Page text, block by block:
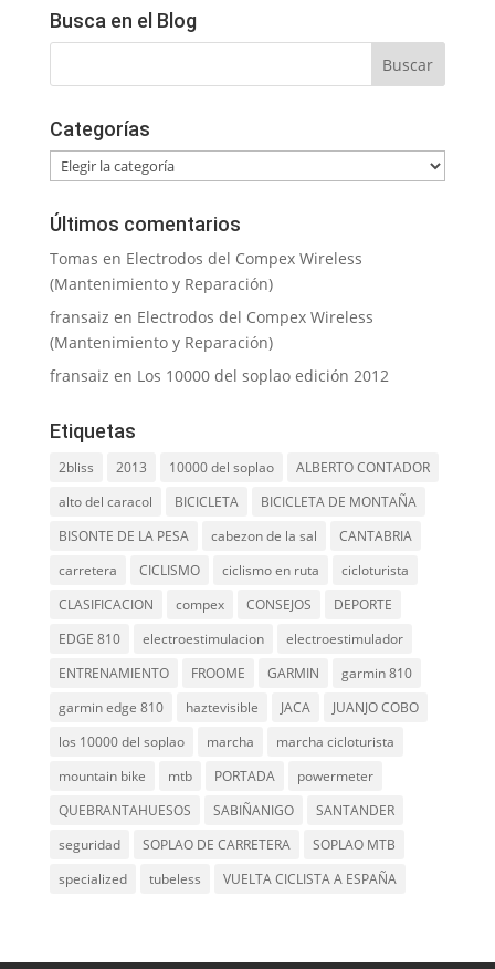
Busca en el Blog
Categorías
Categorías
Últimos comentarios
Tomas en Electrodos del Compex Wireless
(Mantenimiento y Reparación)
fransaiz en Electrodos del Compex Wireless
(Mantenimiento y Reparación)
fransaiz en Los 10000 del soplao edición 2012
Etiquetas
2bliss 2013 10000 del soplao
ALBERTO CONTADOR
alto del caracol
BICICLETA
BICICLETA DE MONTAÑA
BISONTE DE LA PESA
cabezon de la sal
CANTABRIA
carretera
CICLISMO ciclismo en ruta
cicloturista
CLASIFICACION
compex CONSEJOS
DEPORTE
EDGE 810
electroestimulacion
electroestimulador
ENTRENAMIENTO
FROOME GARMIN
garmin 810
garmin edge 810
haztevisible JACA
JUANJO COBO
los 10000 del soplao
marcha
marcha cicloturista
mountain bike
mtb PORTADA
powermeter
QUEBRANTAHUESOS
SABIÑANIGO
SANTANDER
seguridad
SOPLAO DE CARRETERA
SOPLAO MTB
specialized
tubeless VUELTA CICLISTA A ESPAÑA